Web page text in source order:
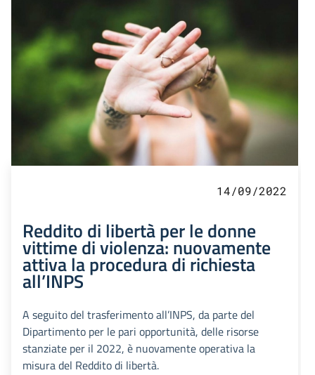
14/09/2022
Reddito di libertà per le donne
vittime di violenza: nuovamente
attiva la procedura di richiesta
all’INPS
A seguito del trasferimento all’INPS, da parte del
Dipartimento per le pari opportunità, delle risorse
stanziate per il 2022, è nuovamente operativa la
misura del Reddito di libertà.